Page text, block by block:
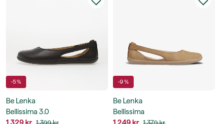
-5 %
Be Lenka
Bellissima 3.0
-9 %
Be Lenka
Bellissima